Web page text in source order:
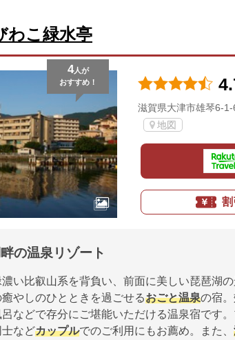
こ緑水亭
4人が
おすすめ！
滋賀県大津市雄琴6-1-
地図
割
の温泉リゾート
い比叡山系を背負い、前面に美しい琵琶湖
やしのひとときを過ごせるおごと温泉の宿
などで存分にご堪能いただける温泉宿です
士などカップルでのご利用にもお薦め。また、